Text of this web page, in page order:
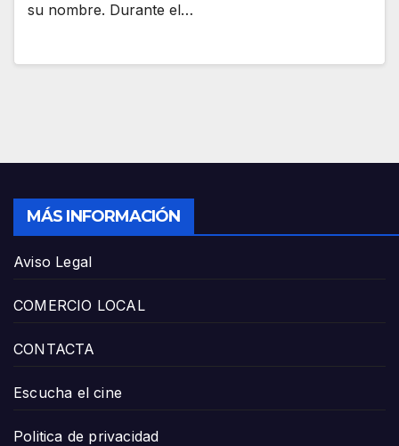
su nombre. Durante el…
MÁS INFORMACIÓN
Aviso Legal
COMERCIO LOCAL
CONTACTA
Escucha el cine
Politica de privacidad